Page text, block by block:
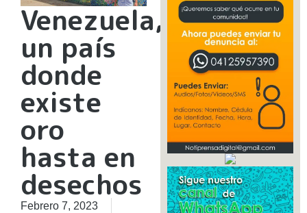
Venezuela,
un país
donde
existe
oro
hasta en
desechos
Febrero 7, 2023